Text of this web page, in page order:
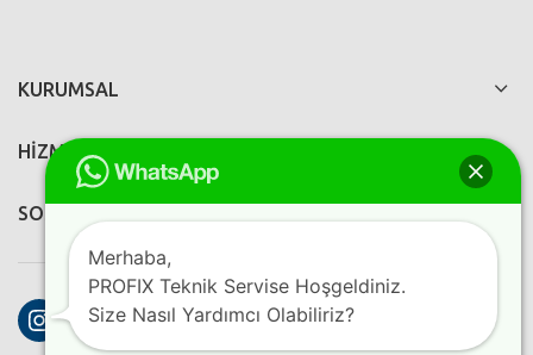
KURUMSAL
HİZMETLERİMİZ
SOSYAL MEDYA
Instagram
Facebook
YouTube
Merhaba,
PROFIX Teknik Servise Hoşgeldiniz.
Size Nasıl Yardımcı Olabiliriz?